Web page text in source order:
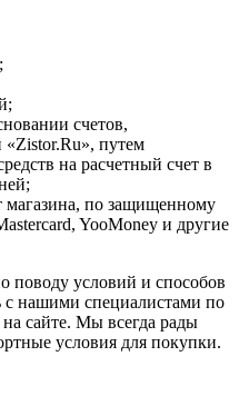
счетов,
путем
на расчетный счет в
магазина, по защищенному
YooMoney и другие
поводу условий и способов
с нашими специалистами по
сайте. Мы всегда рады
условия для покупки.